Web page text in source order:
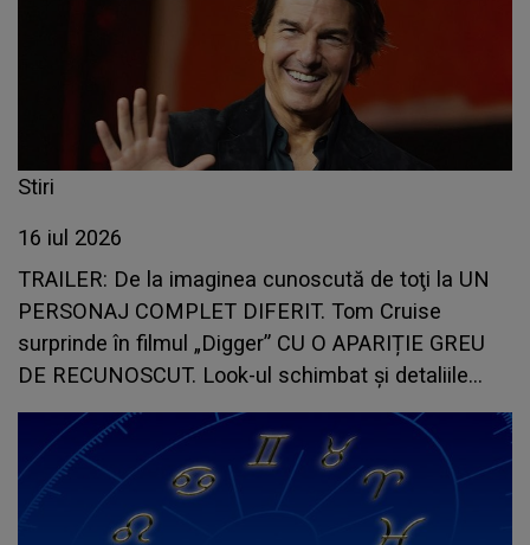
Stiri
16 iul 2026
TRAILER: De la imaginea cunoscută de toţi la UN
PERSONAJ COMPLET DIFERIT. Tom Cruise
surprinde în filmul „Digger” CU O APARIȚIE GREU
DE RECUNOSCUT. Look-ul schimbat şi detaliile
personajului au făcut ca mulţi fani să privească de
două ori imaginile